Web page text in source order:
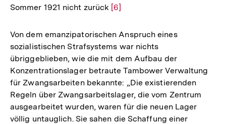
Sommer 1921 nicht zurück Zur
der
Fußnote
[6]
Von dem emanzipatorischen Anspruch eines
sozialistischen Strafsystems war nichts
übriggeblieben, wie die mit dem Aufbau der
Konzentrationslager betraute Tambower Verwaltung
für Zwangsarbeiten bekannte: „Die existierenden
Regeln über Zwangsarbeitslager, die vom Zentrum
ausgearbeitet wurden, waren für die neuen Lager
völlig untauglich. Sie sahen die Schaffung einer